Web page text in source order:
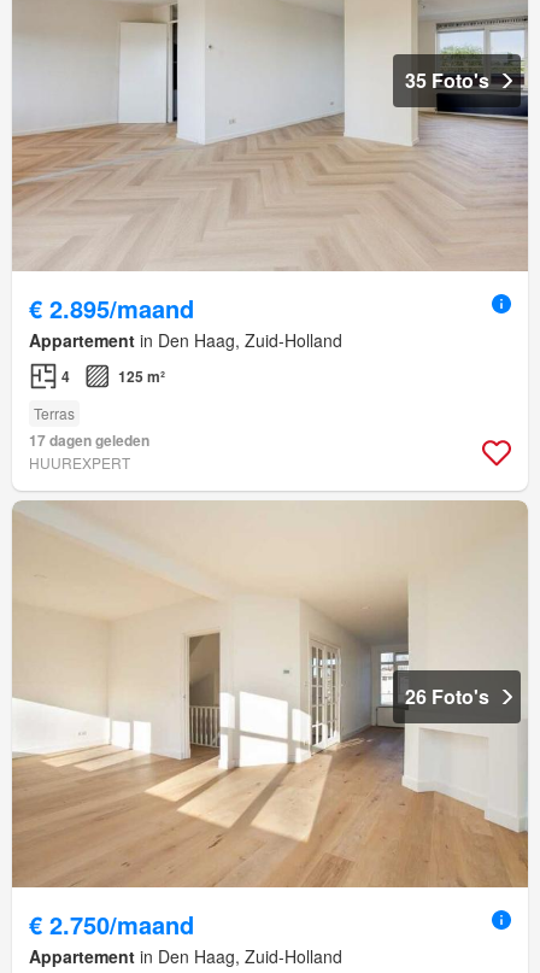
35 Foto's
€ 2.895/maand
Appartement in Den Haag, Zuid-Holland
4 125 m²
Terras
17 dagen geleden
HUUREXPERT
26 Foto's
€ 2.750/maand
Appartement in Den Haag, Zuid-Holland